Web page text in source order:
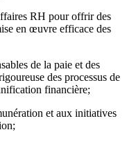
RH pour offrir des
en œuvre efficace des
de la paie et des
des processus de
financière;
et aux initiatives